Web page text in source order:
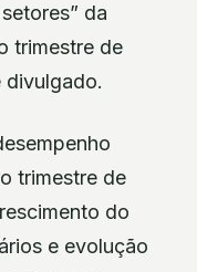
da
trimestre de
divulgado.
trimestre de
do
e evolução